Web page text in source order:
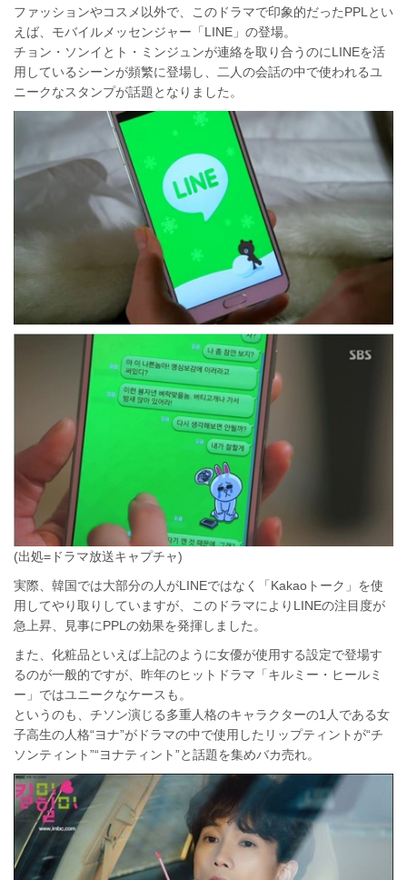
ファッションやコスメ以外で、このドラマで印象的だったPPLとい
えば、モバイルメッセンジャー「LINE」の登場。
チョン・ソンイとト・ミンジュンが連絡を取り合うのにLINEを活
用しているシーンが頻繁に登場し、二人の会話の中で使われるユ
ニークなスタンプが話題となりました。
(出処=ドラマ放送キャプチャ)
実際、韓国では大部分の人がLINEではなく「Kakaoトーク」を使
用してやり取りしていますが、このドラマによりLINEの注目度が
急上昇、見事にPPLの効果を発揮しました。
また、化粧品といえば上記のように女優が使用する設定で登場す
るのが一般的ですが、昨年のヒットドラマ「キルミー・ヒールミ
ー」ではユニークなケースも。
というのも、チソン演じる多重人格のキャラクターの1人である女
子高生の人格“ヨナ”がドラマの中で使用したリップティントが“チ
ソンティント”“ヨナティント”と話題を集めバカ売れ。